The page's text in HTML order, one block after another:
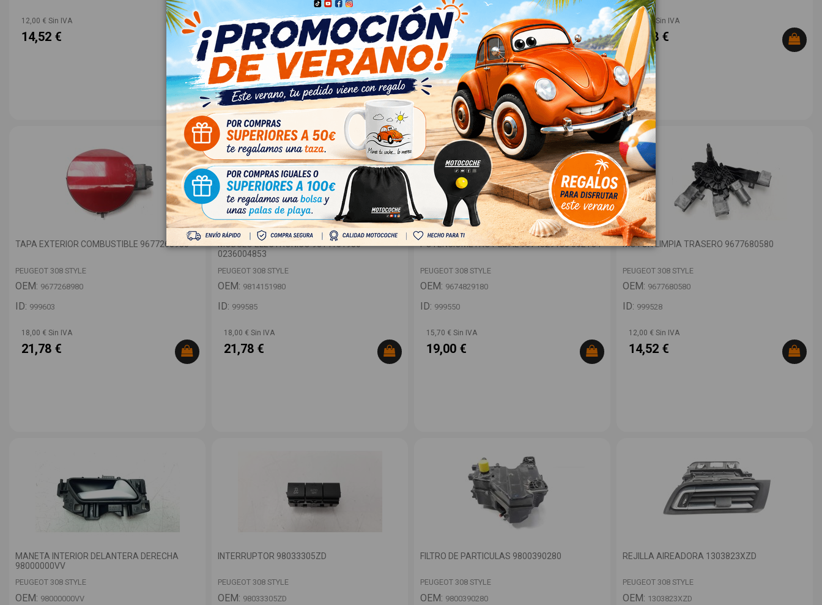
12,00 € Sin IVA
14,52 €
12,00 € Sin IVA
14,52 €
18,00 € Sin IVA
21,78 €
18,00 € Sin IVA
21,78 €
TAPA EXTERIOR COMBUSTIBLE 9677268980
PEUGEOT 308 STYLE
OEM: 9677268980
ID: 999603
18,00 € Sin IVA
21,78 €
MODULO ELECTRONICO 9814151980
0236004853
PEUGEOT 308 STYLE
OEM: 9814151980
ID: 999585
18,00 € Sin IVA
21,78 €
POTENCIOMETRO PEDAL 9674829180 86ET34
PEUGEOT 308 STYLE
OEM: 9674829180
ID: 999550
15,70 € Sin IVA
19,00 €
MOTOR LIMPIA TRASERO 9677680580
PEUGEOT 308 STYLE
OEM: 9677680580
ID: 999528
12,00 € Sin IVA
14,52 €
MANETA INTERIOR DELANTERA DERECHA
98000000VV
PEUGEOT 308 STYLE
OEM: 98000000VV
INTERRUPTOR 98033305ZD
PEUGEOT 308 STYLE
OEM: 98033305ZD
FILTRO DE PARTICULAS 9800390280
PEUGEOT 308 STYLE
OEM: 9800390280
REJILLA AIREADORA 1303823XZD
PEUGEOT 308 STYLE
OEM: 1303823XZD